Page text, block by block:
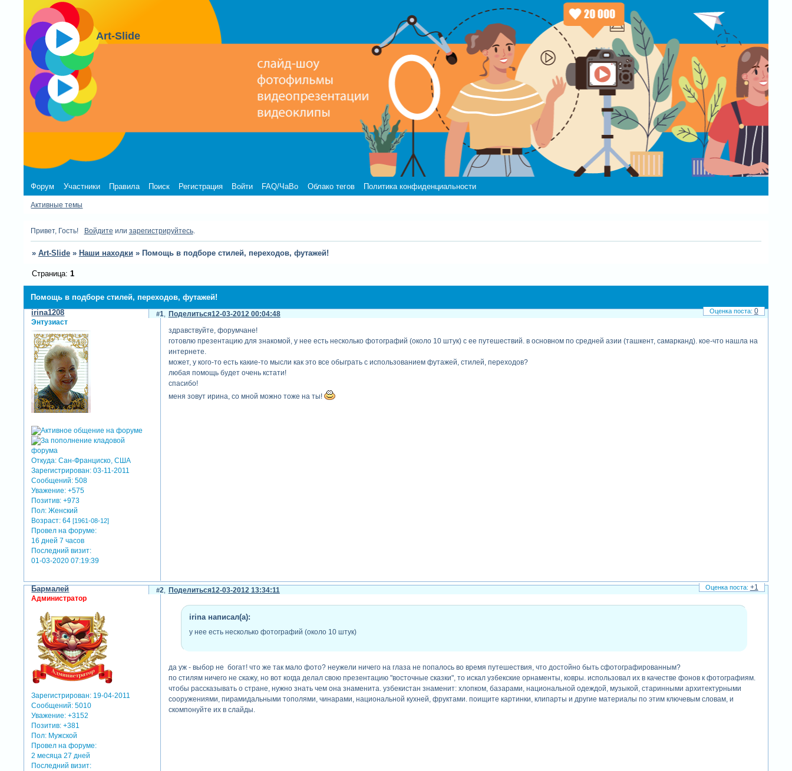
Art-Slide
Форум Участники Правила Поиск Регистрация Войти FAQ/ЧаВо Облако тегов Политика конфиденциальности
Активные темы
Привет, Гость! Войдите или зарегистрируйтесь.
» Art-Slide » Наши находки » Помощь в подборе стилей, переходов, футажей!
Помощь в подборе стилей, переходов, футажей!
Страница: 1
Поделиться
1 12-03-2012 00:04:48
irina1208
Энтузиаст
Откуда: Сан-Франциско, США
Зарегистрирован: 03-11-2011
Сообщений: 508
Уважение: +575
Позитив: +973
Пол: Женский
Возраст: 64[1961-08-12]
Провел на форуме:
16 дней 7 часов
Последний визит:
01-03-2020 07:19:39
здравствуйте, форумчане!
готовлю презентацию для знакомой, у нее есть несколько фотографий (около 10 штук) с ее путешествий. в основном по средней азии (ташкент, самарканд). кое-что нашла на
интернете.
может, у кого-то есть какие-то мысли как это все обыграть с использованием футажей, стилей, переходов?
любая помощь будет очень кстати!
спасибо!
меня зовут ирина, со мной можно тоже на ты!
0
Поделиться
2 12-03-2012 13:34:11
Бармалей
Администратор
Зарегистрирован: 19-04-2011
Сообщений: 5010
Уважение: +3152
Позитив: +381
Пол: Мужской
Провел на форуме:
2 месяца 27 дней
Последний визит:
irina написал(а):
у нее есть несколько фотографий (около 10 штук)
да уж - выбор не богат! что же так мало фото? неужели ничего на глаза не попалось во время путешествия, что достойно быть сфотографированным?
по стилям ничего не скажу, но вот когда делал свою презентацию "восточные сказки", то искал узбекские орнаменты, ковры. использовал их в качестве фонов к фотографиям.
чтобы рассказывать о стране, нужно знать чем она знаменита. узбекистан знаменит: хлопком, базарами, национальной одеждой, музыкой, старинными архитектурными
сооружениями, пирамидальными тополями, чинарами, национальной кухней, фруктами. поищите картинки, клипарты и другие материалы по этим ключевым словам, и
скомпонуйте их в слайды.
+1